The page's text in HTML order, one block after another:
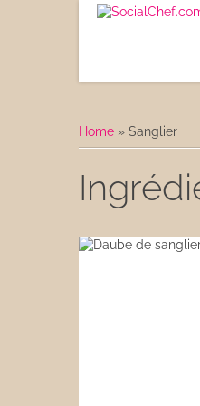
Home » Sanglier